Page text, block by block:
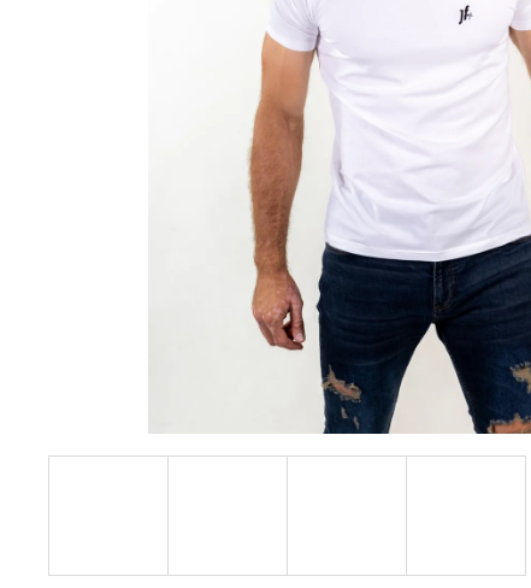
JFAM MASSIVE NEG 2.0